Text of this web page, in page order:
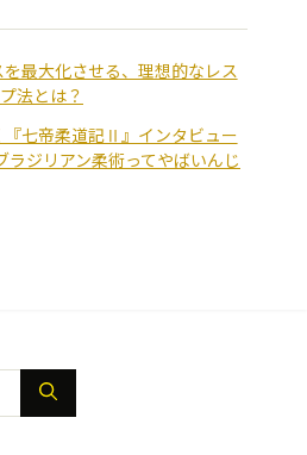
最大化させる、理想的なレス
法とは？
七帝柔道記Ⅱ』インタビュー
ジリアン柔術ってやばいんじ